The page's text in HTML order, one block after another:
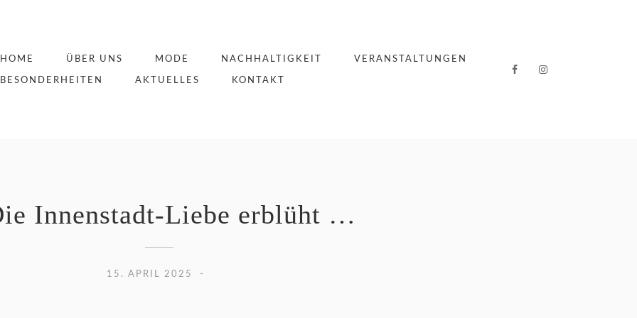
HOME ÜBER UNS MODE NACHHALTIGKEIT VERANSTALTUNGEN
BESONDERHEITEN AKTUELLES KONTAKT
Innenstadt-Liebe erblüht …
15. APRIL 2025